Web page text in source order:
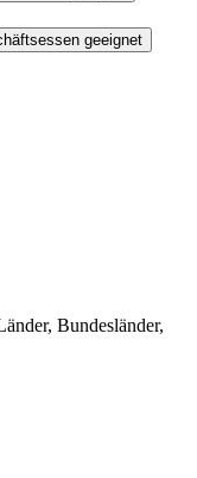
geeignet
Bundesländer,